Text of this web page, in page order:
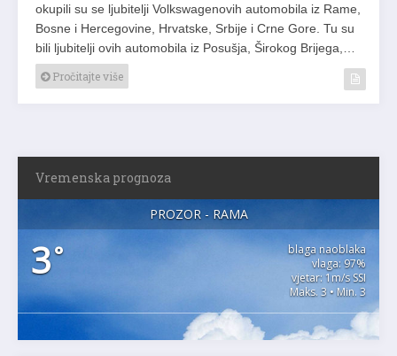
okupili su se ljubitelji Volkswagenovih automobila iz Rame,
Bosne i Hercegovine, Hrvatske, Srbije i Crne Gore. Tu su
bili ljubitelji ovih automobila iz Posušja, Širokog Brijega,…
Pročitajte više
Vremenska prognoza
PROZOR - RAMA
3°
blaga naoblaka
vlaga: 97%
vjetar: 1m/s SSI
Maks. 3 • Min. 3